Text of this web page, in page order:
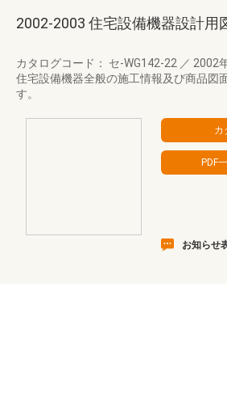
2002-2003 住宅設備機器設計用
カタログコード： セ-WG142-22 ／ 2002
住宅設備機器全般の施工情報及び商品図
す。
お知らせ